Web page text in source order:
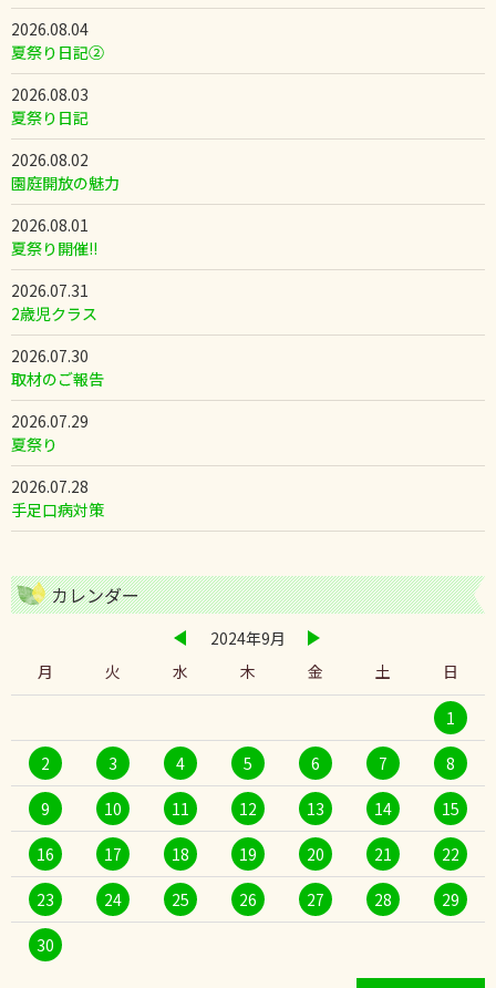
2026.08.04
夏祭り日記②
2026.08.03
夏祭り日記
2026.08.02
園庭開放の魅力
2026.08.01
夏祭り開催!!
2026.07.31
2歳児クラス
2026.07.30
取材のご報告
2026.07.29
夏祭り
2026.07.28
手足口病対策
カレンダー
2024年9月
月
火 水 木 金 土 日
1
2 3 4 5 6 7 8
9 10 11 12 13 14 15
16 17 18 19 20 21 22
23 24 25 26 27 28 29
30